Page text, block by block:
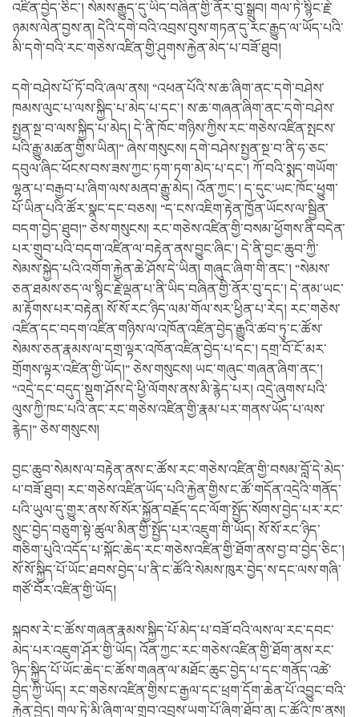
འཛིན་བྱེད་ཅིང་། སེམས་རྒྱུད་དུ་ཡིད་བཞིན་གྱི་ནོར་བུ་སྒྲུབ། གལ་ཏེ་སྙིང་རྗེ་
ཉམས་ལེན་བྱས་ན། དེའི་དགེ་བའི་འབྲས་བུས་གཏན་དུ་རང་རྒྱུད་ལ་ཡོད་པའི་
མི་དགེ་བའི་རང་གཅེས་འཛིན་གྱི་ཤུགས་རྐྱེན་མེད་པ་བཟོ་ཐུབ།
དགེ་བཤེས་པོ་ཏོ་བའི་ཞལ་ནས། “འཕན་པོའི་ས་ཆ་ཞིག་ནང་དགེ་བཤེས་
ཁམས་ལུང་པ་ལས་སྐྱིད་པ་མེད་པ་དང་། ས་ཆ་གཞན་ཞིག་ནང་དགེ་བཤེས་
སྤྱན་སྔ་བ་ལས་སྐྱིད་པ་མེད། དེ་ནི་ཁོང་གཉིས་ཀྱིས་རང་གཅེས་འཛིན་སྤངས་
པའི་རྒྱུ་མཚན་གྱིས་ཡིན།” ཞེས་གསུངས། དགེ་བཤེས་སྤྱན་སྔ་བ་ནི་ཧ་ཅང་
དབུལ་ཞིང་ཕོངས་བས་ཟས་ཀྱང་ཏག་ཏག་མེད་པ་དང་། ཀོ་བའི་སྨད་གཡོག་
ལྷན་པ་བརྒྱབ་པ་ཞིག་ལས་མནབ་རྒྱུ་མེད། འོན་ཀྱང་། ད་དུང་ཡང་ཁོང་ཕྱུག་
པོ་ཡིན་པའི་ཚོར་སྣང་དང་བཅས། “ད་ངས་འཇིག་རྟེན་ཁྱོན་ཡོངས་ལ་སྦྱིན་
བདག་བྱེད་ཐུབ།” ཅེས་གསུངས། རང་གཅེས་འཛིན་གྱི་བསམ་ཕྱོགས་ནི་བདེན་
པར་གྲུབ་པའི་བདག་འཛིན་ལ་བརྟེན་ནས་བྱུང་ཞིང་། དེ་ནི་བྱང་ཆུབ་ཀྱི་
སེམས་སྐྱེད་པའི་འགོག་རྐྱེན་ཆེ་ཤོས་དེ་ཡིན། གཞུང་ཞིག་གི་ནང་། “སེམས་
ཅན་ཐམས་ཅད་ལ་སྙིང་རྗེ་ལྡན་པ་ནི་ཡིད་བཞིན་གྱི་ནོར་བུ་དང་། དེ་ནམ་ཡང་
མ་རྟོགས་པར་བརྟེན། སོ་སོ་རང་ཉིད་ལམ་གོལ་སར་ཕྱིན་པ་རེད། རང་གཅེས་
འཛིན་དང་བདག་འཛིན་གཉིས་ལ་འཁོན་འཛིན་བྱེད་རྒྱུའི་ཚབ་ཏུ་ང་ཚོས་
སེམས་ཅན་རྣམས་ལ་དགྲ་ལྟར་འཁོན་འཛིན་བྱེད་པ་དང་། དགྲ་བོ་ངོ་མར་
གྲོགས་ལྟར་འཛིན་གྱི་ཡོད།” ཅེས་གསུངས། ཡང་གཞུང་གཞན་ཞིག་ནང་།
“འདྲེ་དང་བདུད་སྡུག་ཤོས་དེ་ཕྱི་ལོགས་ནས་མི་རྙེད་པར། འདྲེ་ཞུགས་པའི་
ལུས་ཀྱི་ཁང་པའི་ནང་རང་གཅེས་འཛིན་གྱི་རྣམ་པར་གནས་ཡོད་པ་ལས་
རྙེད།” ཅེས་གསུངས།
བྱང་ཆུབ་སེམས་ལ་བརྟེན་ནས་ང་ཚོས་རང་གཅེས་འཛིན་གྱི་བསམ་བློ་དེ་མེད་
པ་བཟོ་ཐུབ། རང་གཅེས་འཛིན་ཡོད་པའི་རྐྱེན་གྱིས་ང་ཚོ་གདོན་འདྲེའི་གནོད་
པའི་ཡུལ་དུ་གྱུར་ནས་སོ་སོར་སྐྱོན་བརྗོད་དང་ལོག་སྤྱོད་སོགས་བྱེད་པར་རང་
སྲུང་བྱེད་བཅུག་སྟེ་ཚུལ་མིན་གྱི་སྤྱོད་པར་འཇུག་གི་ཡོད། སོ་སོ་རང་ཉིད་
གཅིག་པུའི་འདོད་པ་སྐོང་ཆེད་རང་གཅེས་འཛིན་གྱི་ཐོག་ནས་བྱ་བ་བྱེད་ཅིང་།
སོ་སོ་སྐྱིད་པོ་ཡོང་ཐབས་བྱེད་པ་ནི་ང་ཚོའི་སེམས་ཁུར་བྱེད་ས་དང་ལས་གཞི་
གཙོ་བོར་འཛིན་གྱི་ཡོད།
སྐབས་རེ་ང་ཚོས་གཞན་རྣམས་སྐྱིད་པོ་མེད་པ་བཟོ་བའི་ལས་ལ་རང་དབང་
མེད་པར་འཇུག་ཤོར་གྱི་ཡོད། འོན་ཀྱང་རང་གཅེས་འཛིན་གྱི་ཐོག་ནས་རང་
ཉིད་སྐྱིད་པོ་ཡོང་ཆེད་ང་ཚོས་གཞན་ལ་མཐོང་ཆུང་བྱེད་པ་དང་གནོད་འཚེ་
བྱེད་ཀྱི་ཡོད། རང་གཅེས་འཛིན་གྱིས་ང་རྒྱལ་དང་ཕྲག་དོག་ཆེན་པོ་འབྱུང་བའི་
རྐྱེན་བྱེད། གལ་ཏེ་མི་ཞིག་ལ་གྲུབ་འབྲས་ཡག་པོ་ཞིག་ཐོབ་ན། ང་ཚོའི་ཁ་ནས།